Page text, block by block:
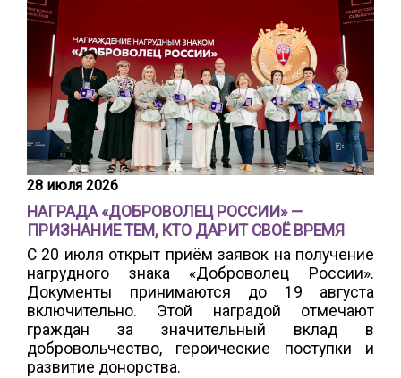
28 июля 2026
НАГРАДА «ДОБРОВОЛЕЦ РОССИИ» —
ПРИЗНАНИЕ ТЕМ, КТО ДАРИТ СВОЁ ВРЕМЯ
С 20 июля открыт приём заявок на получение
нагрудного знака «Доброволец России».
Документы принимаются до 19 августа
включительно. Этой наградой отмечают
граждан за значительный вклад в
добровольчество, героические поступки и
развитие донорства.